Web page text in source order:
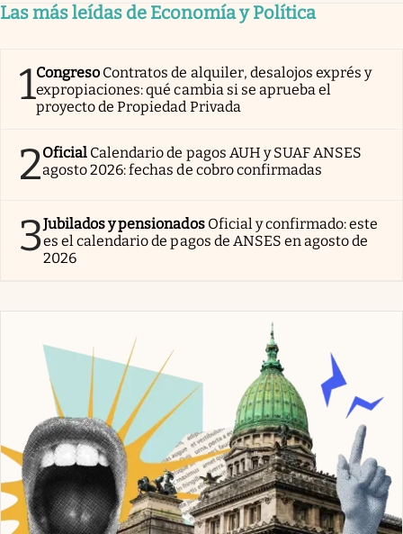
Las más leídas de Economía y Política
1Congreso Contratos de alquiler, desalojos exprés y
expropiaciones: qué cambia si se aprueba el
proyecto de Propiedad Privada
2Oficial Calendario de pagos AUH y SUAF ANSES
agosto 2026: fechas de cobro confirmadas
3Jubilados y pensionados Oficial y confirmado: este
es el calendario de pagos de ANSES en agosto de
2026